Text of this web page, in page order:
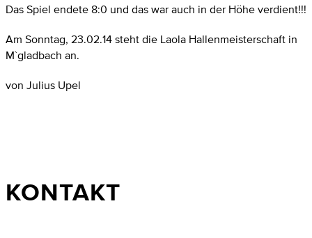
Das Spiel endete 8:0 und das war auch in der Höhe verdient!!!
Am Sonntag, 23.02.14 steht die Laola Hallenmeisterschaft in
M`gladbach an.
von Julius Upel
KONTAKT